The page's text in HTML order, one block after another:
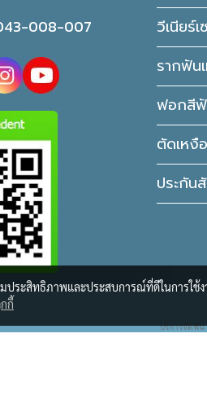
008-007
วีเนียร์
รากฟัน
ฟอกสีฟั
ตัดเหงื
ประกัน
บริการจัดฟั
ประสิทธิภาพและประสบการณ์ที่ดีในการใช้
กี้